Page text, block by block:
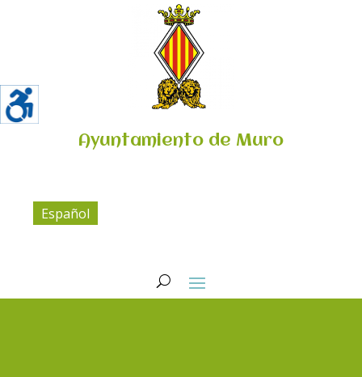
Ayuntamiento de Muro
Español